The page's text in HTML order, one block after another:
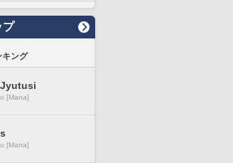
プ
キング
[Mana]
[Mana]